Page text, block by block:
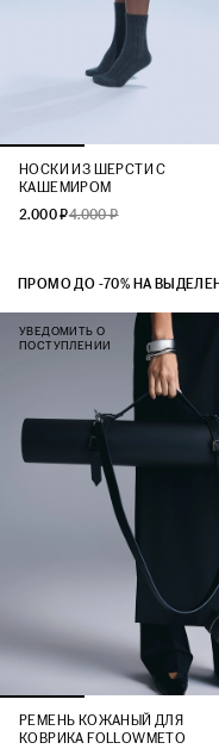
НОСКИ ИЗ ШЕРСТИ С
КАШЕМИРОМ
2.000 ₽4.000 ₽
ПРОМО ДО -70% НА
УВЕДОМИТЬ О
ПОСТУПЛЕНИИ
РЕМЕНЬ КОЖАНЫЙ ДЛЯ
КОВРИКА FOLLOWMETO